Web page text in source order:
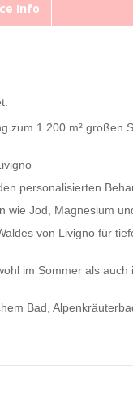
Info
zum 1.200 m² großen
personalisierten
wie Jod, Magnesium
von Livigno für
im Sommer als
Bad,